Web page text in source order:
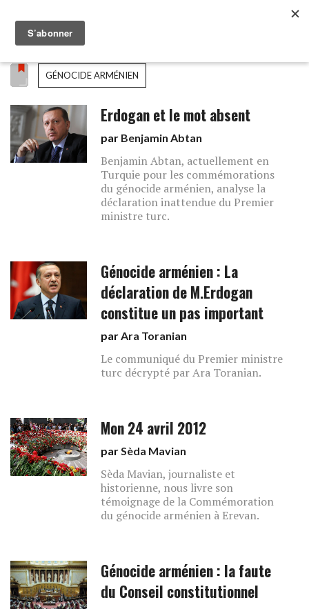
GÉNOCIDE ARMÉNIEN
Erdogan et le mot absent
par Benjamin Abtan
Benjamin Abtan, actuellement en
Turquie pour les commémorations
du génocide arménien, analyse la
déclaration inattendue du Premier
ministre turc.
Génocide arménien : La
déclaration de M.Erdogan
constitue un pas important
parAra Toranian
Le communiqué du Premier ministre
turc décrypté par Ara Toranian.
Mon 24 avril 2012
parSèda Mavian
Sèda Mavian, journaliste et
historienne, nous livre son
témoignage de la Commémoration
du génocide arménien à Erevan.
Génocide arménien : la faute
du Conseil constitutionnel